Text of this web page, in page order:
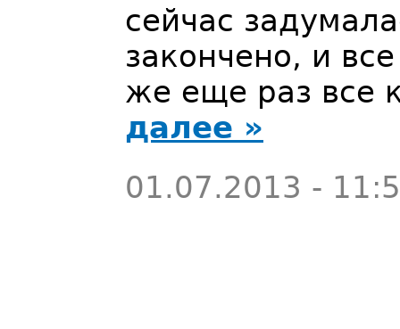
сейчас
закончено, и
же еще раз все
далее »
01.07.2013 -